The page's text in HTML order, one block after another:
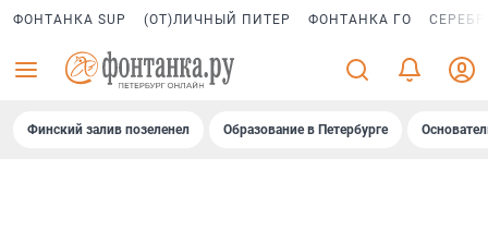
ФОНТАНКА SUP (ОТ)ЛИЧНЫЙ ПИТЕР ФОНТАНКА ГО
Финский залив позеленел Образование в Петербурге